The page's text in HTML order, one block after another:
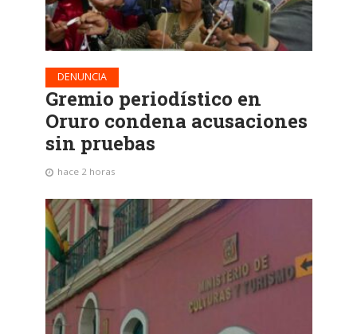
DENUNCIA
Gremio periodístico en
Oruro condena acusaciones
sin pruebas
hace 2 horas